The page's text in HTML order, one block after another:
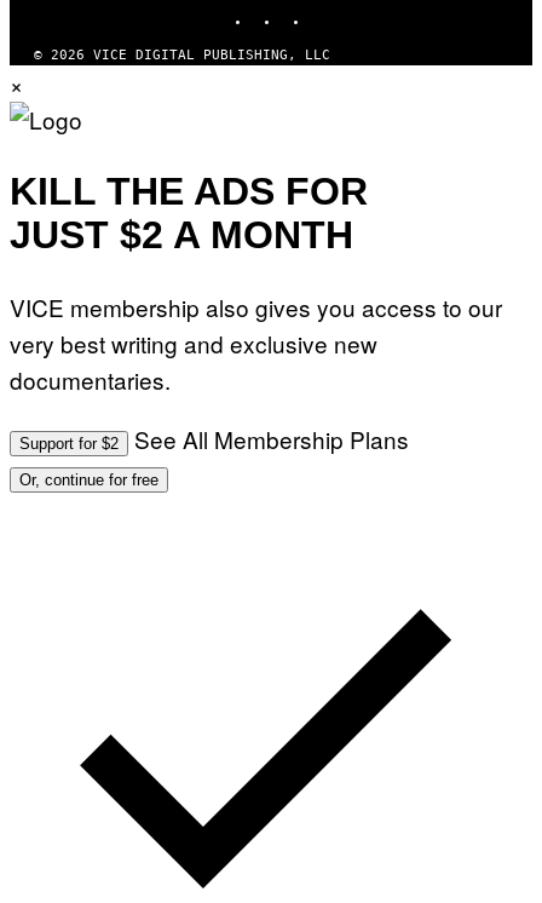
© 2026 VICE DIGITAL PUBLISHING, LLC
×
KILL THE ADS FOR
JUST $2 A MONTH
VICE membership also gives you access to our
very best writing and exclusive new
documentaries.
Support for $2 See All Membership Plans
Or, continue for free